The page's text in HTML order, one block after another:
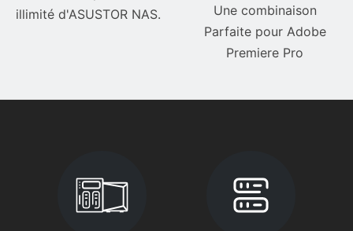
illimité d'ASUSTOR NAS.
Une combinaison
Parfaite pour Adobe
Premiere Pro